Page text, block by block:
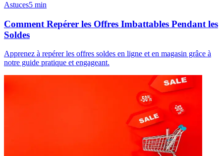
Astuces5 min
Comment Repérer les Offres Imbattables Pendant les
Soldes
Apprenez à repérer les offres soldes en ligne et en magasin grâce à
notre guide pratique et engageant.